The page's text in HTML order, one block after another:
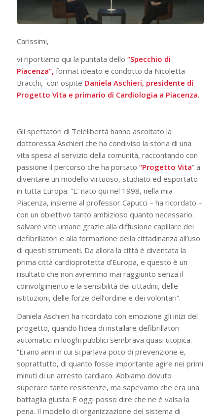
Carissimi,
vi riportiamo qui la puntata dello “Specchio di
Piacenza”, format ideato e condotto da Nicoletta
Bracchi, con ospite Daniela Aschieri, presidente di
Progetto Vita e primario di Cardiologia a Piacenza.
Gli spettatori di Telelibertà hanno ascoltato la
dottoressa Aschieri che ha condiviso la storia di una
vita spesa al servizio della comunità, raccontando con
passione il percorso che ha portato “Progetto Vita” a
diventare un modello virtuoso, studiato ed esportato
in tutta Europa. “E’ nato qui nel 1998, nella mia
Piacenza, insieme al professor Capucci – ha ricordato –
con un obiettivo tanto ambizioso quanto necessario:
salvare vite umane grazie alla diffusione capillare dei
defibrillatori e alla formazione della cittadinanza all’uso
di questi strumenti. Da allora la città è diventata la
prima città cardioprotetta d’Europa, e questo è un
risultato che non avremmo mai raggiunto senza il
coinvolgimento e la sensibilità dei cittadini, delle
istituzioni, delle forze dell’ordine e dei volontari”.
Daniela Aschieri ha ricordato con emozione gli inizi del
progetto, quando l’idea di installare defibrillatori
automatici in luoghi pubblici sembrava quasi utopica.
“Erano anni in cui si parlava poco di prevenzione e,
soprattutto, di quanto fosse importante agire nei primi
minuti di un arresto cardiaco. Abbiamo dovuto
superare tante resistenze, ma sapevamo che era una
battaglia giusta. E oggi posso dire che ne è valsa la
pena. Il modello di organizzazione del sistema di